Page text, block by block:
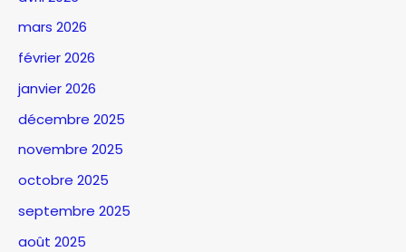
mars 2026
février 2026
janvier 2026
décembre 2025
novembre 2025
octobre 2025
septembre 2025
août 2025